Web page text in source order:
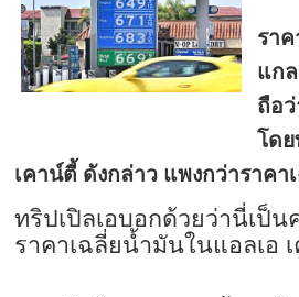
รา
แก
ถือ
โด
เคาน์ตี้ ดังกล่าว แพงกว่าราค
ทริปเปิลเอบอกด้วยว่านี่เป็
ราคาเฉลี่ยน้ำมันในแอลเอ